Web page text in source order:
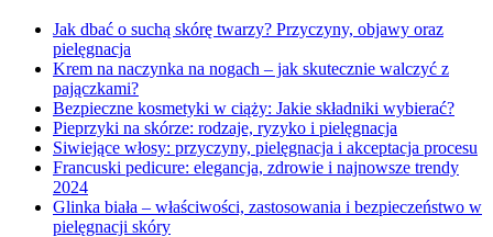
Jak dbać o suchą skórę twarzy? Przyczyny, objawy oraz
pielęgnacja
Krem na naczynka na nogach – jak skutecznie walczyć z
pajączkami?
Bezpieczne kosmetyki w ciąży: Jakie składniki wybierać?
Pieprzyki na skórze: rodzaje, ryzyko i pielęgnacja
Siwiejące włosy: przyczyny, pielęgnacja i akceptacja procesu
Francuski pedicure: elegancja, zdrowie i najnowsze trendy
2024
Glinka biała – właściwości, zastosowania i bezpieczeństwo w
pielęgnacji skóry